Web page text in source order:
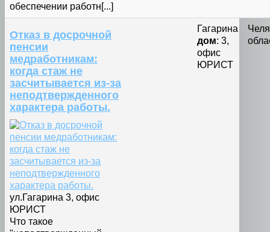
обеспечении работн[...]
Отказ в досрочной
пенсии
медработникам:
когда стаж не
засчитывается из-за
неподтвержденного
характера работы.
ул.Гагарина 3, офис
ЮРИСТ
Что такое
Гагарина
дом: 3,
офис
ЮРИСТ